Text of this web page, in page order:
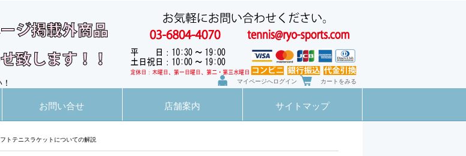
マイページへログイン カートをみる
お問い合せ 店舗案内 サイトマップ
トテニスラケットについての解説